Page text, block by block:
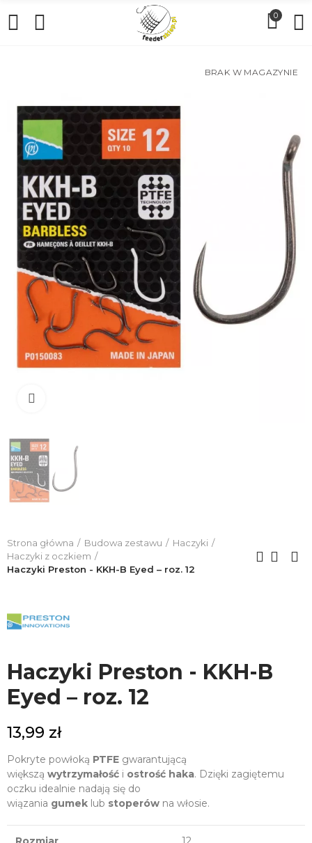
0
BRAK W MAGAZYNIE
Strona główna Budowa zestawu
Haczyki
Haczyki z oczkiem
Haczyki Preston - KKH-B Eyed – roz. 12
Haczyki Preston - KKH-B
Eyed – roz. 12
13,99 zł
Pokryte powłoką PTFE gwarantującą
większą wytrzymałość i ostrość haka. Dzięki zagiętemu
oczku idealnie nadają się do
wiązania gumek lub stoperów na włosie.